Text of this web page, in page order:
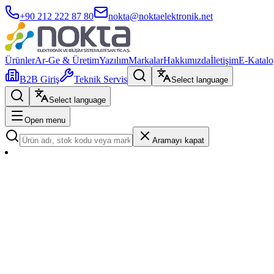
+90 212 222 87 80 nokta@noktaelektronik.net
ÜrünlerAr-Ge & ÜretimYazılımMarkalarHakkımızdaİletişimE-
B2B Giriş
Teknik Servis Select language
Select language
Open menu
Aramayı kapat